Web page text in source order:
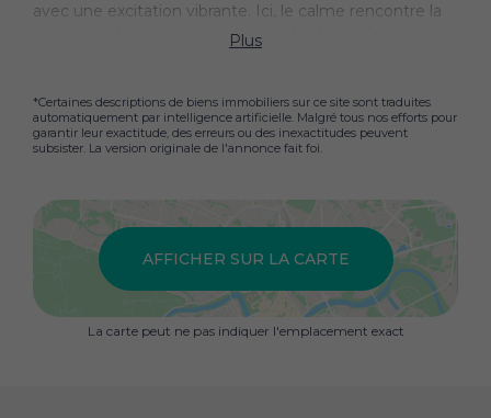
avec une excitation vibrante. Ici, le calme rencontre la
vivacité, créant une expérience inégalée à chaque coin
Plus
*Certaines descriptions de biens immobiliers sur ce site sont traduites
automatiquement par intelligence artificielle. Malgré tous nos efforts pour
garantir leur exactitude, des erreurs ou des inexactitudes peuvent
subsister. La version originale de l'annonce fait foi.
AFFICHER SUR LA CARTE
La carte peut ne pas indiquer l'emplacement exact